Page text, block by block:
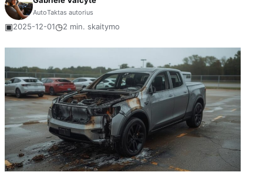
AutoTaktas autorius
▣2025-12-01◷2 min. skaitymo